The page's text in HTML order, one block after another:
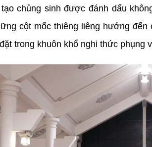
chủng sinh được đánh dấu
cột mốc thiêng liêng hướng
trong khuôn khổ nghi thức phụng